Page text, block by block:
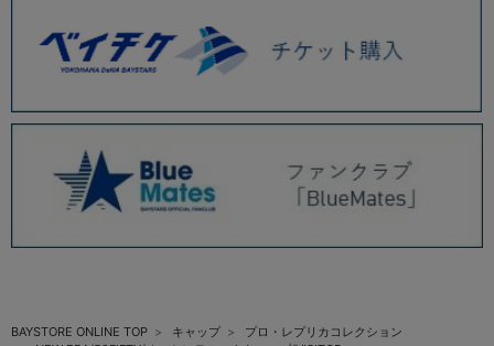
BAYSTORE ONLINE TOP キャップ
プロ・レプリカコレクション